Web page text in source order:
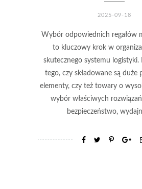
2025-09-18
Wybór odpowiednich regałów
to kluczowy krok w
skutecznego systemu logistyki.
tego, czy składowane są duże
elementy, czy też towary o
wybór właściwych
bezpieczeństwo,